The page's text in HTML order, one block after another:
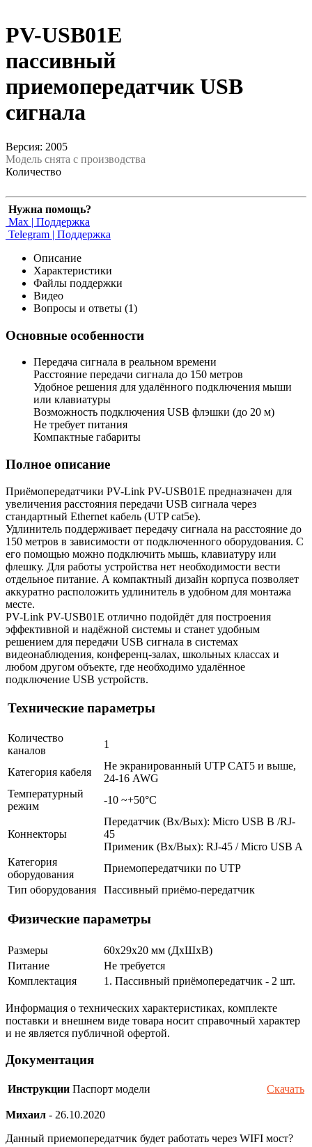
PV-USB01E
пассивный
приемопередатчик USB
сигнала
Версия: 2005
Модель снята с производства
Количество
Нужна помощь?
Max | Поддержка
Telegram | Поддержка
Описание
Характеристики
Файлы поддержки
Видео
Вопросы и ответы (1)
Основные особенности
Передача сигнала в реальном времени
Расстояние передачи сигнала до 150 метров
Удобное решения для удалённого подключения мыши
или клавиатуры
Возможность подключения USB флэшки (до 20 м)
Не требует питания
Компактные габариты
Полное описание
Приёмопередатчики PV-Link PV-USB01E предназначен для
увеличения расстояния передачи USB сигнала через
стандартный Ethernet кабель (UTP cat5e).
Удлинитель поддерживает передачу сигнала на расстояние до
150 метров в зависимости от подключенного оборудования. С
его помощью можно подключить мышь, клавиатуру или
флешку. Для работы устройства нет необходимости вести
отдельное питание. А компактный дизайн корпуса позволяет
аккуратно расположить удлинитель в удобном для монтажа
месте.
PV-Link PV-USB01E отлично подойдёт для построения
эффективной и надёжной системы и станет удобным
решением для передачи USB сигнала в системах
видеонаблюдения, конференц-залах, школьных классах и
любом другом объекте, где необходимо удалённое
подключение USB устройств.
Технические параметры
Количество
каналов
1
Категория кабеля
Не экранированный UTP CAT5 и выше,
24-16 AWG
Температурный
режим
-10 ~+50°С
Коннекторы
Передатчик (Вх/Вых): Micro USB B /RJ-
45
Применик (Вх/Вых): RJ-45 / Micro USB A
Категория
оборудования
Приемопередатчики по UTP
Тип оборудования
Пассивный приёмо-передатчик
Физические параметры
Размеры
60x29x20 мм (ДхШхВ)
Питание
Не требуется
Комплектация
1. Пассивный приёмопередатчик - 2 шт.
Информация о технических характеристиках, комплекте
поставки и внешнем виде товара носит справочный характер
и не является публичной офертой.
Документация
Инструкции Паспорт модели Скачать
Михаил - 26.10.2020
Данный приемопередатчик будет работать через WIFI мост?